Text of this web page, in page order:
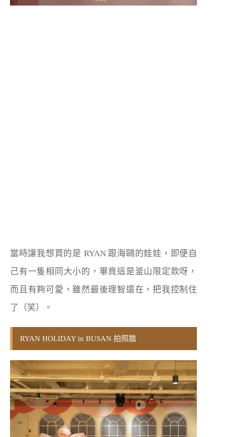
當時讓我想買的是 RYAN 跟海鷗的娃娃，即便自
己有一隻相同大小的，畢竟這是釜山限定款呀，
而且有夠可愛，雖然最後理智還在，把我控制住
了（笑）。
RYAN HOLIDAY in BUSAN 拍照牆